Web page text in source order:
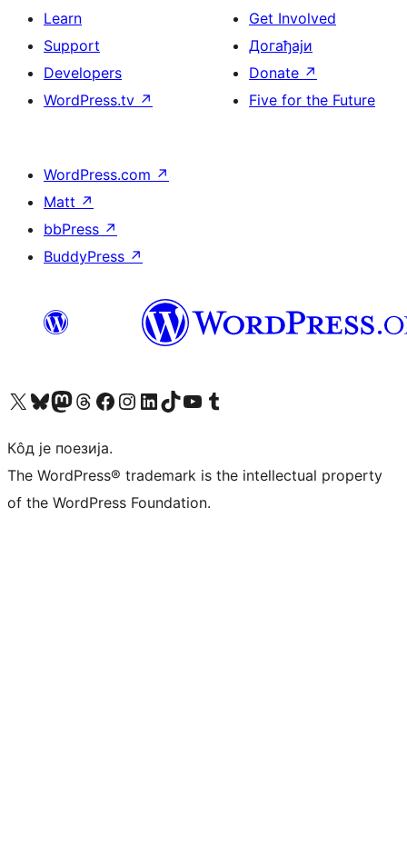
Learn
Support
Developers
WordPress.tv ↗
Get Involved
Догађаји
Donate ↗
Five for the Future
WordPress.com ↗
Matt ↗
bbPress ↗
BuddyPress ↗
Visit our X (formerly Twitter) account
Посетите наш Bluesky налог
Visit our Mastodon account
Посетите наш налог на Threads-у Visit our Facebook page
Посетите наш Инстаграм налог
Visit our LinkedIn account
Посетите наш TikTok налог
Visit our YouTube channel
Посетите наш Tumblr налог
Кôд је поезија.
The WordPress® trademark is the intellectual property
of the WordPress Foundation.